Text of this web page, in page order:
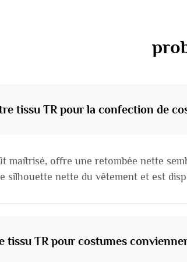
tissu TR pour la confection de
maîtrisé, offre une retombée nette
silhouette nette du vêtement et est
tissu TR pour costumes